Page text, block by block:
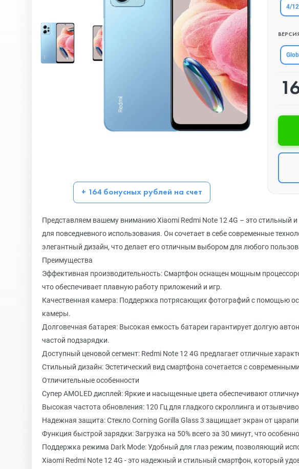
+ 164 бонусных рублей на счет
4/
Представляем вашему вниманию Xiaomi Redmi Note 12 4G – это
для повседневного использования. Он сочетает в себе современные
элегантный дизайн, что делает его отличным выбором для любого
Преимущества
Эффективная производительность: Смартфон оснащен мощным
что обеспечивает плавную работу приложений и игр.
Качественная камера: Поддержка потрясающих фотографий с помощью
камеры.
Долговечная батарея: Высокая емкость батареи гарантирует долгую
частой подзарядки.
Доступный ценовой сегмент: Redmi Note 12 4G предлагает отличные
Стильный дизайн: Эстетический вид смартфона сочетается с
Отличительные особенности
Супер AMOLED дисплей: Яркие и насыщенные цвета обеспечивают
Высокая частота обновления: 120 Гц для гладкого скроллинга и
Надежная защита: Стекло Corning Gorilla Glass 3 защищает экран от
Функция быстрой зарядки: Загрузка на 50% всего за 30 минут, что
Поддержка режима Dark Mode: Удобный для глаз режим, позволяющий
Xiaomi Redmi Note 12 4G - это надежный и стильный смартфон, который